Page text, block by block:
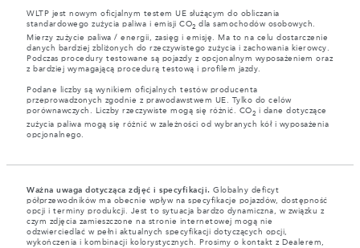
WLTP jest nowym oficjalnym testem UE służącym do obliczania
standardowego zużycia paliwa i emisji CO2 dla samochodów osobowych.
Mierzy zużycie paliwa / energii, zasięg i emisję. Ma to na celu dostarczenie
danych bardziej zbliżonych do rzeczywistego zużycia i zachowania kierowcy.
Podczas procedury testowane są pojazdy z opcjonalnym wyposażeniem oraz
z bardziej wymagającą procedurą testową i profilem jazdy.
Podane liczby są wynikiem oficjalnych testów producenta
przeprowadzonych zgodnie z prawodawstwem UE. Tylko do celów
porównawczych. Liczby rzeczywiste mogą się różnić. CO2 i dane dotyczące
zużycia paliwa mogą się różnić w zależności od wybranych kół i wyposażenia
opcjonalnego.
Ważna uwaga dotycząca zdjęć i specyfikacji. Globalny deficyt
półprzewodników ma obecnie wpływ na specyfikacje pojazdów, dostępność
opcji i terminy produkcji. Jest to sytuacja bardzo dynamiczna, w związku z
czym zdjęcia zamieszczone na stronie internetowej mogą nie
odzwierciedlać w pełni aktualnych specyfikacji dotyczących opcji,
wykończenia i kombinacji kolorystycznych. Prosimy o kontakt z Dealerem,